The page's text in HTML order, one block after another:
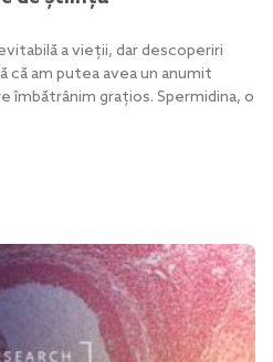
a vieții, dar descoperiri
am putea avea un anumit
îmbătrânim grațios. Spermidina, o